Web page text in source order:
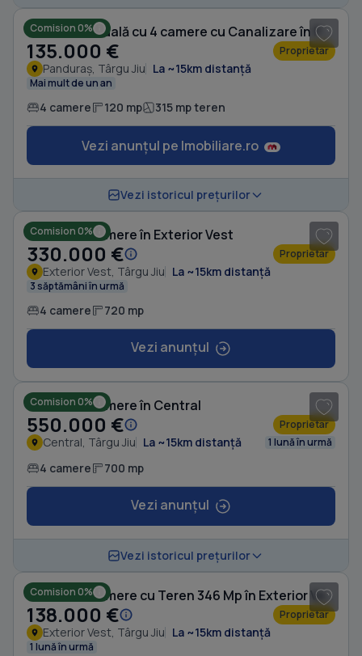
Comision 0% Casă individuală cu 4 camere cu Canalizare în Panduraș
135.000 € Proprietar
Panduraș, Târgu Jiu La ~15km distanță
Mai mult de un an
4 camere 120 mp 315 mp teren
Vezi anunțul pe Imobiliare.ro
Vezi istoricul prețurilor
Comision 0%
Casă cu 4 camere în Exterior Vest
330.000 € Proprietar
Exterior Vest, Târgu Jiu La ~15km distanță
3 săptămâni în urmă
4 camere 720 mp
Vezi anunțul
Comision 0%
Casă cu 4 camere în Central
550.000 € Proprietar
Central, Târgu Jiu La ~15km distanță 1 lună în urmă
4 camere 700 mp
Vezi anunțul
Vezi istoricul prețurilor
Comision 0% Casă cu 4 camere cu Teren 346 Mp în Exterior Vest
138.000 € Proprietar
Exterior Vest, Târgu Jiu La ~15km distanță
1 lună în urmă